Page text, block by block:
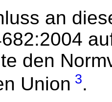
an
den
Union 3.